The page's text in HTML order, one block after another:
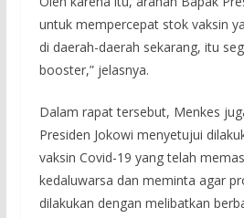
untuk mempercepat stok vaksin
di daerah-daerah sekarang, itu
booster,” jelasnya.
Dalam rapat tersebut, Menkes
Presiden Jokowi menyetujui
vaksin Covid-19 yang telah
kedaluwarsa dan meminta agar
dilakukan dengan melibatkan